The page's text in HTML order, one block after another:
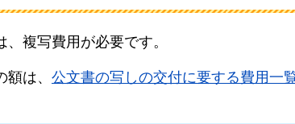
、複写費用が必要です。
は、 公文書の写しの交付に要する費用一